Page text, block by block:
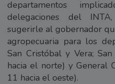
departamentos
delegaciones del
sugerirle al gobernador
agropecuaria para los
San Cristóbal y Vera;
hacia el norte) y General
11 hacia el oeste).